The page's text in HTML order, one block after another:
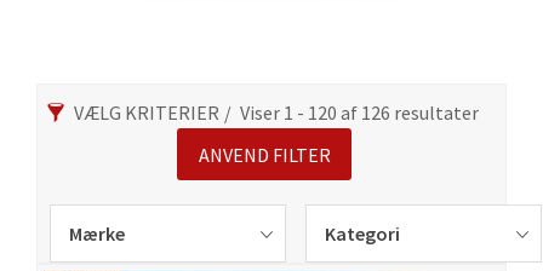
VÆLG KRITERIER
Viser 1 - 120 af 126 resultater
ANVEND FILTER
Mærke Kategori